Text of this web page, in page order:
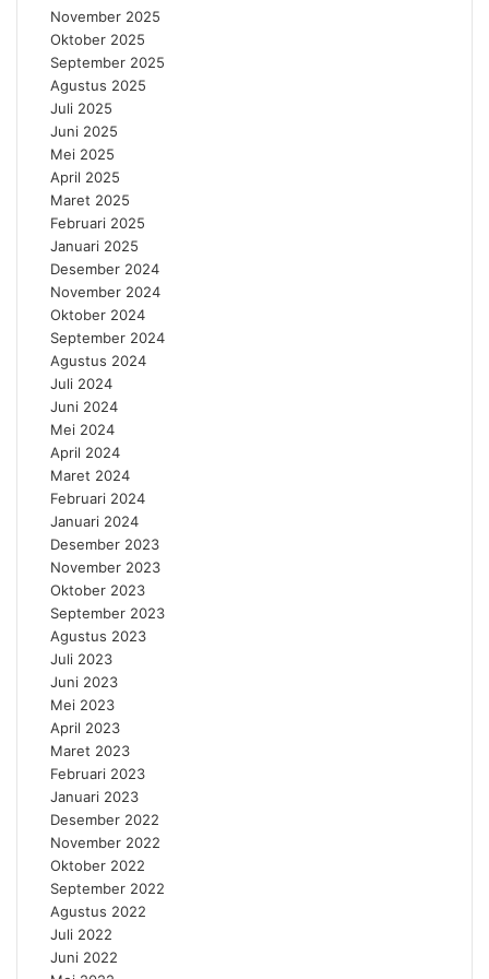
November 2025
Oktober 2025
September 2025
Agustus 2025
Juli 2025
Juni 2025
Mei 2025
April 2025
Maret 2025
Februari 2025
Januari 2025
Desember 2024
November 2024
Oktober 2024
September 2024
Agustus 2024
Juli 2024
Juni 2024
Mei 2024
April 2024
Maret 2024
Februari 2024
Januari 2024
Desember 2023
November 2023
Oktober 2023
September 2023
Agustus 2023
Juli 2023
Juni 2023
Mei 2023
April 2023
Maret 2023
Februari 2023
Januari 2023
Desember 2022
November 2022
Oktober 2022
September 2022
Agustus 2022
Juli 2022
Juni 2022